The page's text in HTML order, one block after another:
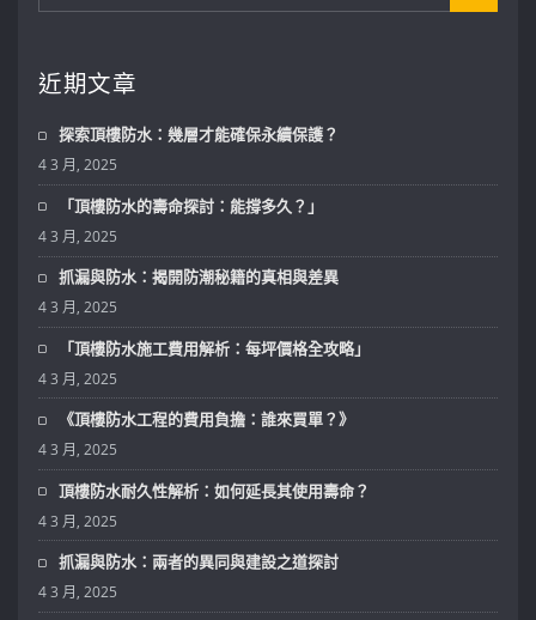
近期文章
探索頂樓防水：幾層才能確保永續保護？
4 3 月, 2025
「頂樓防水的壽命探討：能撐多久？」
4 3 月, 2025
抓漏與防水：揭開防潮秘籍的真相與差異
4 3 月, 2025
「頂樓防水施工費用解析：每坪價格全攻略」
4 3 月, 2025
《頂樓防水工程的費用負擔：誰來買單？》
4 3 月, 2025
頂樓防水耐久性解析：如何延長其使用壽命？
4 3 月, 2025
抓漏與防水：兩者的異同與建設之道探討
4 3 月, 2025